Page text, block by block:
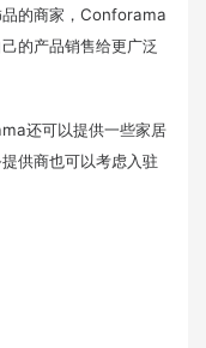
品的商家，Conforama
的产品销售给更广泛
还可以提供一些家居
供商也可以考虑入驻